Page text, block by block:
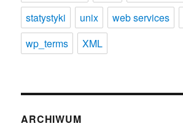
statystyki
unix web services
wp_terms
XML
ARCHIWUM